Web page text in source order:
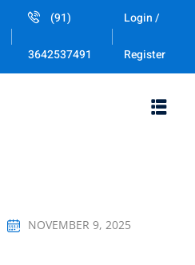
(91)
3642537491
Login /
Register
NOVEMBER 9, 2025